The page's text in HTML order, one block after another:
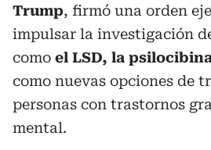
Trump, firmó una orden
impulsar la investigación
como el LSD, la
como nuevas opciones de
personas con trastornos
mental.